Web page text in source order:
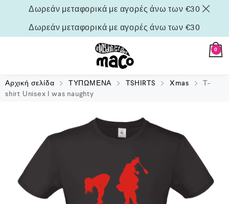
Δωρεάν μεταφορικά με αγορές άνω των €30
Δωρεάν μεταφορικά με αγορές άνω των €30
0
Αρχική σελίδα ΤΥΠΩΜΕΝΑ TSHIRTS Xmas
T-
shirt Unisex I was naughty